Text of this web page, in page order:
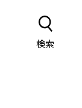
検索